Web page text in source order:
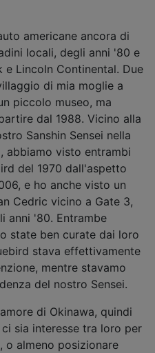
americane ancora di
locali, degli anni '80 e
e Lincoln Continental. Due
di mia moglie a
piccolo museo, ma
dal 1988. Vicino alla
Sanshin Sensei nella
abbiamo visto entrambi
del 1970 dall'aspetto
e ho anche visto un
Cedric vicino a Gate 3,
anni '80. Entrambe
state ben curate dai loro
stava effettivamente
mentre stavamo
del nostro Sensei.
di Okinawa, quindi
sia interesse tra loro per
o almeno posizionare